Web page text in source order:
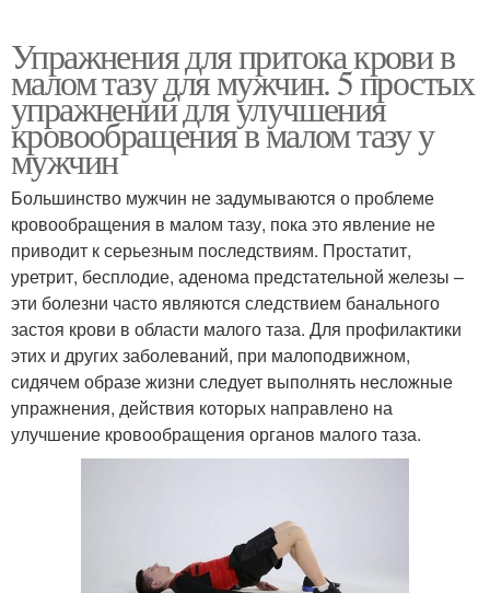
Упражнения для притока крови в
малом тазу для мужчин. 5 простых
упражнений для улучшения
кровообращения в малом тазу у
мужчин
Большинство мужчин не задумываются о проблеме
кровообращения в малом тазу, пока это явление не
приводит к серьезным последствиям. Простатит,
уретрит, бесплодие, аденома предстательной железы –
эти болезни часто являются следствием банального
застоя крови в области малого таза. Для профилактики
этих и других заболеваний, при малоподвижном,
сидячем образе жизни следует выполнять несложные
упражнения, действия которых направлено на
улучшение кровообращения органов малого таза.